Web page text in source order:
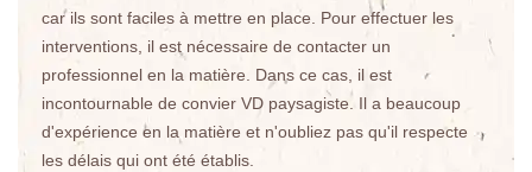
car ils sont faciles à mettre en place. Pour effectuer les
interventions, il est nécessaire de contacter un
professionnel en la matière. Dans ce cas, il est
incontournable de convier VD paysagiste. Il a beaucoup
d'expérience en la matière et n'oubliez pas qu'il respecte
les délais qui ont été établis.